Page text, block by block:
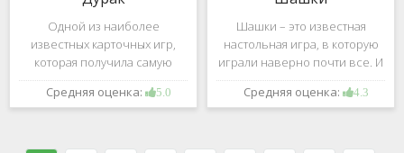
Одной из наиболее
известных карточных игр,
которая получила самую
большую известность среди
всех людей всех возрастных
Средняя оценка: 5.0
Шашки – это известная
настольная игра, в которую
играли наверно почти все. И
это не странно. Эта игра
имеет не сложные правила и
Средняя оценка: 4.3